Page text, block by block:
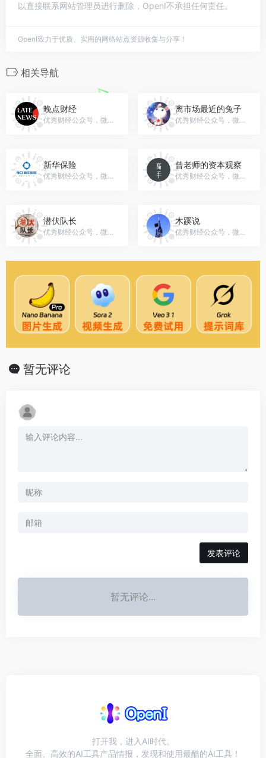
以直接联系网站管理员进行删除，OpenI不承担任何责任。
OpenI致力于优质、实用的网络站点资源收集与分享！
相关导航
晚点财经
优秀财经公众号，微信号：finpost
离市场最近的兔子
优秀财经公众号，微信号：gh_10ec798a53c9
新华保险
优秀财经公众号，微信号：newchinalife_95567
曾老师的资本观察
优秀财经公众号，微信号：gh_e4f8b9b520a9
潜伏队长
优秀财经公众号，微信号：wmwp188
木蹊说
优秀财经公众号，微信号：Frie_news
暂无评论
发表评论
暂无评论...
打开我，进入AI时代。
全面、高效的AI工具产品情报，发现和使用最酷的AI工具！